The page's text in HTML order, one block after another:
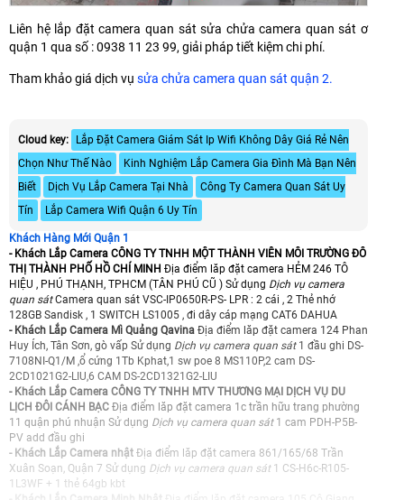
Liên hệ lắp đặt camera quan sát sửa chửa camera quan sát ơ
quận 1 qua số : 0938 11 23 99, giải pháp tiết kiệm chi phí.
Tham khảo giá dịch vụ sửa chửa camera quan sát quận 2.
Cloud key:
Lắp Đặt Camera Giám Sát Ip Wifi Không Dây Giá Rẻ Nên
Chọn Như Thế Nào
Kinh Nghiệm Lắp Camera Gia Đình Mà Bạn Nên
Biết
Dịch Vụ Lắp Camera Tại Nhà
Công Ty Camera Quan Sát Uy
Tín
Lắp Camera Wifi Quận 6 Uy Tín
Khách Hàng Mới Quận 1
- Khách Lắp Camera CÔNG TY TNHH MỘT THÀNH VIÊN MÔI TRƯỜNG ĐÔ
THỊ THÀNH PHỐ HỒ CHÍ MINH Địa điểm lăp đặt camera HẺM 246 TÔ
HIỆU , PHÚ THẠNH, TPHCM (TÂN PHÚ CŨ ) Sử dụng Dịch vụ camera
quan sátCamera quan sát VSC-IP0650R-PS- LPR : 2 cái , 2 Thẻ nhớ
128GB Sandisk , 1 SWITCH LS1005 , đi dây cáp mạng CAT6 DAHUA
- Khách Lắp Camera Mì Quảng Qavina Địa điểm lăp đặt camera 124 Phan
Huy Ích, Tân Sơn, gò vấp Sử dụng Dịch vụ camera quan sát 1 đầu ghi DS-
7108NI-Q1/M ,ổ cứng 1Tb Kphat,1 sw poe 8 MS110P,2 cam DS-
2CD1021G2-LIU,6 CAM DS-2CD1321G2-LIU
- Khách Lắp Camera CÔNG TY TNHH MTV THƯƠNG MẠI DỊCH VỤ DU
LỊCH ĐÔI CÁNH BẠC Địa điểm lăp đặt camera 1c trần hữu trang phường
11 quận phú nhuận Sử dụng Dịch vụ camera quan sát 1 cam PDH-P5B-
PV add đầu ghi
- Khách Lắp Camera nhật Địa điểm lăp đặt camera 861/165/68 Trần
Xuân Soạn, Quận 7 Sử dụng Dịch vụ camera quan sát 1 CS-H6c-R105-
1L3WF + 1 thẻ 64gb kbt